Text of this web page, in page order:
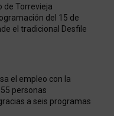
de Torrevieja
del 15 de
el tradicional Desfile
el empleo con la
personas
a seis programas